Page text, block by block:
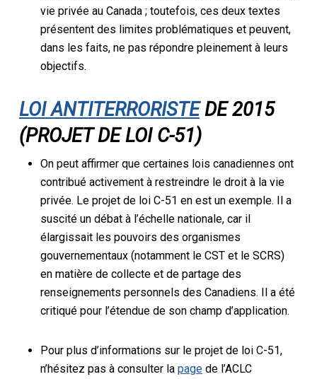
vie privée au Canada ; toutefois, ces deux textes
présentent des limites problématiques et peuvent,
dans les faits, ne pas répondre pleinement à leurs
objectifs.
LOI ANTITERRORISTEDE 2015
(PROJET DE LOI C-51)
On peut affirmer que certaines lois canadiennes ont
contribué activement à restreindre le droit à la vie
privée. Le projet de loi C-51 en est un exemple. Il a
suscité un débat à l’échelle nationale, car il
élargissait les pouvoirs des organismes
gouvernementaux (notamment le CST et le SCRS)
en matière de collecte et de partage des
renseignements personnels des Canadiens. Il a été
critiqué pour l’étendue de son champ d’application.
Pour plus d’informations sur le projet de loi C-51,
n’hésitez pas à consulter la pagede l’ACLC